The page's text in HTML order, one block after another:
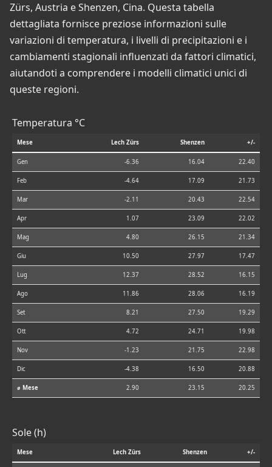
Zürs, Austria e Shenzen, Cina. Questa tabella
dettagliata fornisce preziose informazioni sulle
variazioni di temperatura, i livelli di precipitazioni e i
cambiamenti stagionali influenzati da fattori climatici,
aiutandoti a comprendere i modelli climatici unici di
queste regioni.
Temperatura °C
Mese Lech Zürs Shenzen +/-
Gen -6.36 16.04 22.40
Feb -4.64 17.09 21.73
Mar -2.11 20.43 22.54
Apr 1.07 23.09 22.02
Mag 4.80 26.15 21.34
Giu 10.50 27.97 17.47
Lug 12.37 28.52 16.15
Ago 11.86 28.06 16.19
Set 8.21 27.50 19.29
Ott 4.72 24.71 19.98
Nov -1.23 21.75 22.98
Dic -4.38 16.50 20.88
⌀ Mese 2.90 23.15 20.25
Sole (h)
Mese Lech Zürs Shenzen +/-